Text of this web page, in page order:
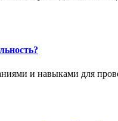
и навыками для